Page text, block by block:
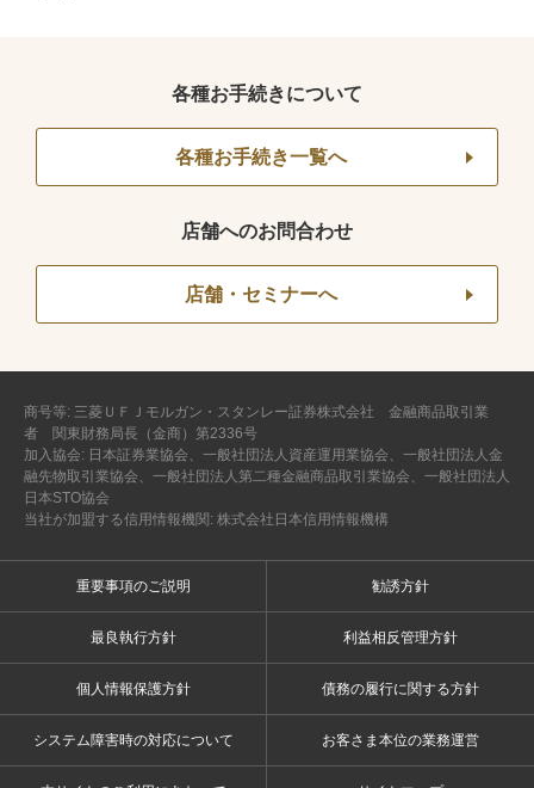
各種お手続きについて
各種お手続き一覧へ
店舗へのお問合わせ
店舗・セミナーへ
商号等: 三菱ＵＦＪモルガン・スタンレー証券株式会社 金融商品取引業
者 関東財務局長（金商）第2336号
加入協会: 日本証券業協会、一般社団法人資産運用業協会、一般社団法人金
融先物取引業協会、一般社団法人第二種金融商品取引業協会、一般社団法人
日本STO協会
当社が加盟する信用情報機関: 株式会社日本信用情報機構
重要事項のご説明 勧誘方針
最良執行方針 利益相反管理方針
個人情報保護方針 債務の履行に関する方針
システム障害時の対応について お客さま本位の業務運営